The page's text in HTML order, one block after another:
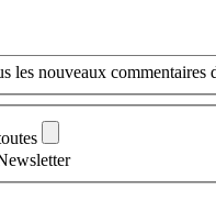
les nouveaux commentaires